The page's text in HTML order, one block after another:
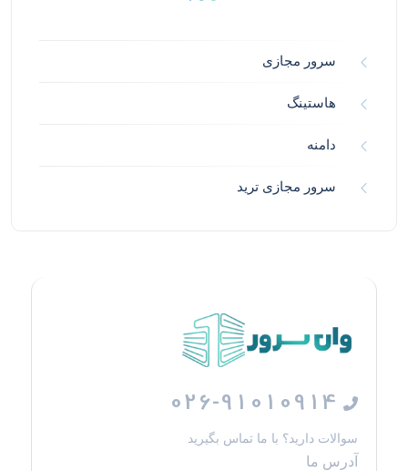
سرور مجازی
هاستینگ
دامنه
سرور مجازی ترید
026-91010914
سوالات دارید؟ با ما تماس بگیرید
آدرس ما